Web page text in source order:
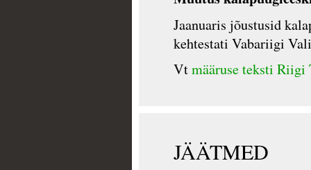
Jaanuaris jõustusid
kehtestati Vabariigi
Vtmääruse teksti Riigi
JÄÄTMED